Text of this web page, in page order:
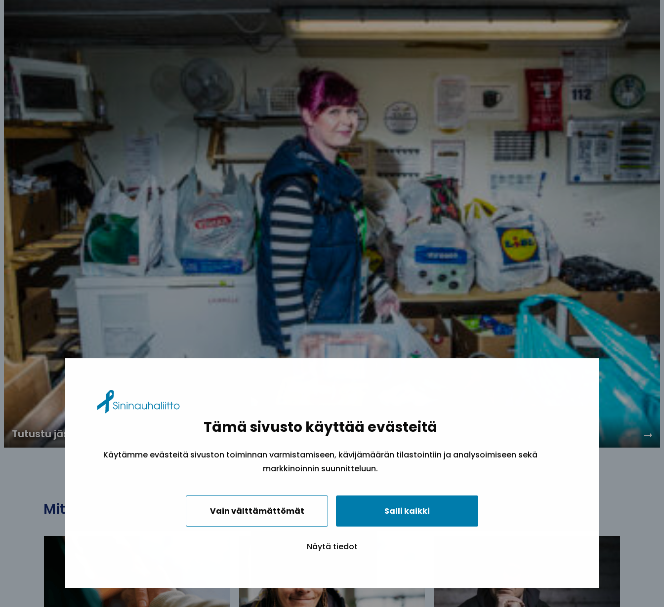
Tämä sivusto käyttää evästeitä
Käytämme evästeitä sivuston toiminnan varmistamiseen, kävijämäärän tilastointiin ja analysoimiseen sekä
markkinoinnin suunnitteluun.
Vain välttämättömät Salli kaikki
Näytä tiedot
Tutustu jäsenjärjestöjemme tekemään työhön
Mitä meille kuuluu?